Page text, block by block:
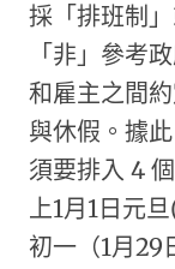
採「排班制
「非」參考
和雇主之間
與休假。據
須要排入 4
上1月1日元
初一（1月29